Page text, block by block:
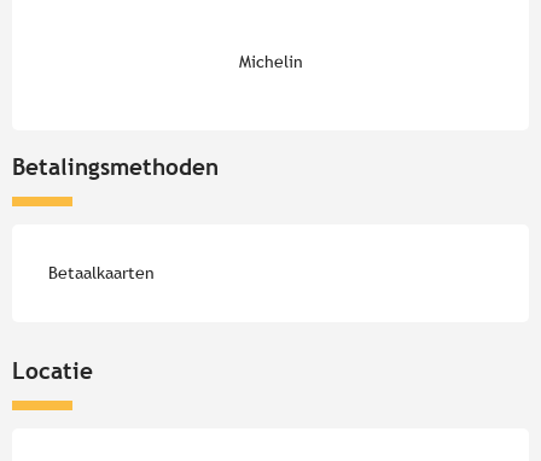
Michelin
Betalingsmethoden
Betaalkaarten
Locatie